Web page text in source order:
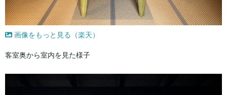
画像をもっと見る（楽天）
客室奥から室内を見た様子